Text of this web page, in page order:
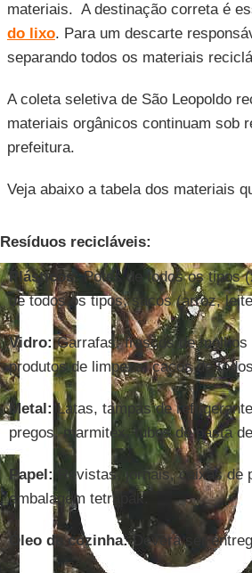
materiais. A destinação correta é
do lixo. Para um descarte
separando todos os materiais
A coleta seletiva de São Leopoldo
materiais orgânicos continuam sob
prefeitura.
Veja abaixo a tabela dos materiais
Resíduos recicláveis:
Plásticos: Potes de todos os tipos
de todos os tipos; sacos (arroz,
Vidro:Garrafas; frascos de molhos
produtos de limpeza; cacos de
Metal: Latas, tampas de
pregos, marmitex, tubos de pasta
Papel:
Revistas, jornais, caixas de
embalagem tetrapak.
Óleo de cozinha:Deverá ser